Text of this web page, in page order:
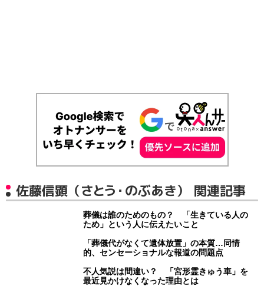
佐藤信顕（さとう・のぶあき） 関連記事
葬儀は誰のためのもの？ 「生きている人の
ため」という人に伝えたいこと
「葬儀代がなくて遺体放置」の本質…同情
的、センセーショナルな報道の問題点
不人気説は間違い？ 「宮形霊きゅう車」を
最近見かけなくなった理由とは